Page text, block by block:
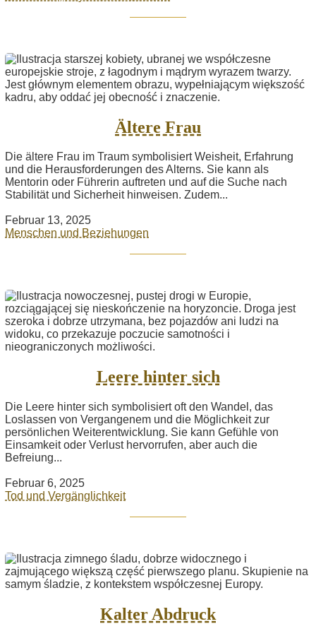
Ältere Frau
Die ältere Frau im Traum symbolisiert Weisheit, Erfahrung
und die Herausforderungen des Alterns. Sie kann als
Mentorin oder Führerin auftreten und auf die Suche nach
Stabilität und Sicherheit hinweisen. Zudem...
Februar 13, 2025
Menschen und Beziehungen
Leere hinter sich
Die Leere hinter sich symbolisiert oft den Wandel, das
Loslassen von Vergangenem und die Möglichkeit zur
persönlichen Weiterentwicklung. Sie kann Gefühle von
Einsamkeit oder Verlust hervorrufen, aber auch die
Befreiung...
Februar 6, 2025
Tod und Vergänglichkeit
Kalter Abdruck